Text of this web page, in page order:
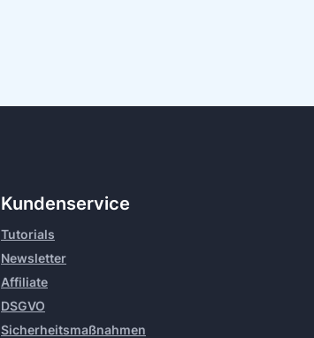
Kundenservice
Tutorials
Newsletter
Affiliate
DSGVO
Sicherheitsmaßnahmen